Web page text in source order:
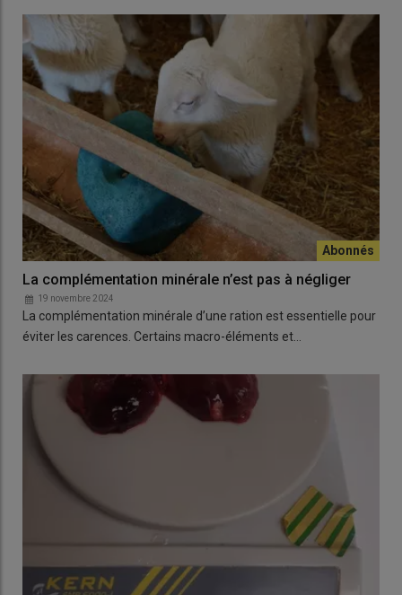
La complémentation minérale n’est pas à négliger
19 novembre 2024
La complémentation minérale d’une ration est essentielle pour
éviter les carences. Certains macro-éléments et…